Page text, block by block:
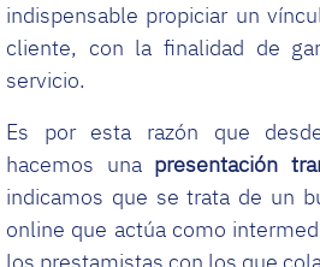
indispensable propiciar un
cliente, con la finalidad de
servicio.
Es por esta razón que
hacemos una presentación
indicamos que se trata de un
online que actúa como